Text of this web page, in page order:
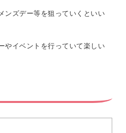
ンズデー等を狙っていくといい
やイベントを行っていて楽しい